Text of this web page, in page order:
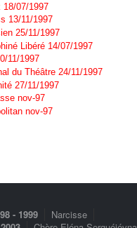
18/07/1997
13/11/1997
25/11/1997
Libéré 14/07/1997
11/1997
du Théâtre 24/11/1997
27/11/1997
nov-97
nov-97
- 1999
Narcisse